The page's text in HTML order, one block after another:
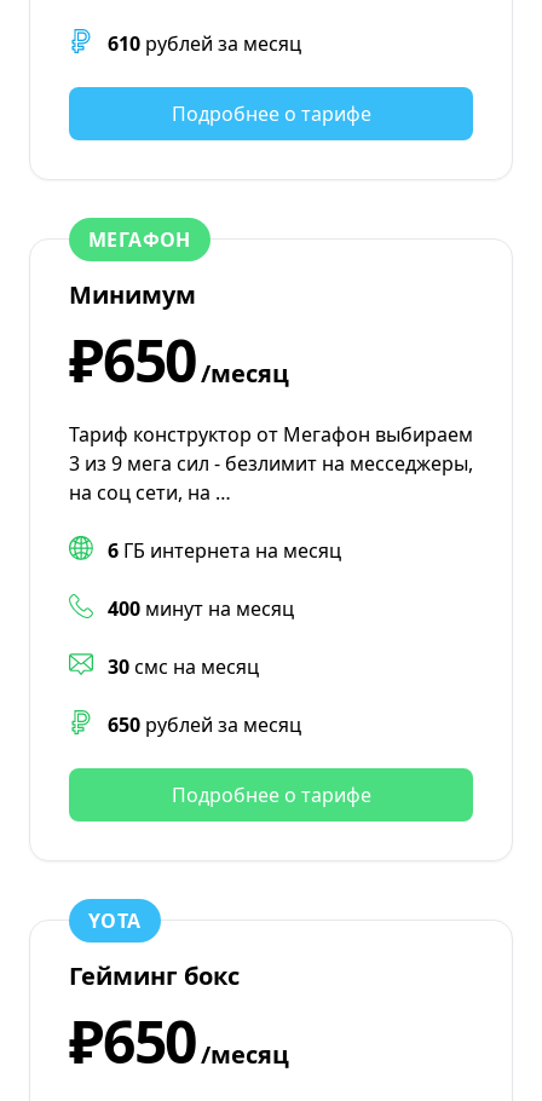
610 рублей за месяц
Подробнее о тарифе
МЕГАФОН
Минимум
₽650/месяц
Тариф конструктор от Мегафон выбираем
3 из 9 мега сил - безлимит на месседжеры,
на соц сети, на …
6 ГБ интернета на месяц
400 минут на месяц
30смс на месяц
650 рублей за месяц
Подробнее о тарифе
YOTA
Гейминг бокс
₽650/месяц